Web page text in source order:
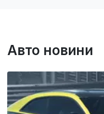
Авто новини